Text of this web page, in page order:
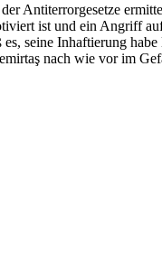
Antiterrorgesetze
ist und ein Angriff
seine Inhaftierung
nach wie vor im